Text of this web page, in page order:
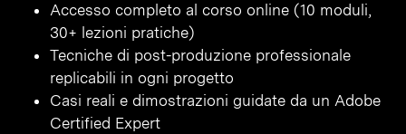
Accesso completo al corso online (10 moduli,
30+ lezioni pratiche)
Tecniche di post-produzione professionale
replicabili in ogni progetto
Casi reali e dimostrazioni guidate da un Adobe
Certified Expert